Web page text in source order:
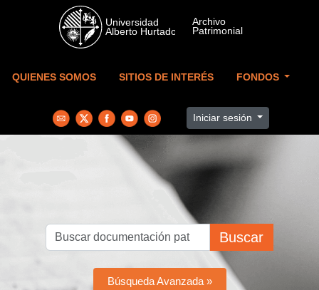
Skip to main content
QUIENES SOMOS SITIOS DE INTERÉS FONDOS
Iniciar sesión
Buscar
Búsqueda Avanzada »